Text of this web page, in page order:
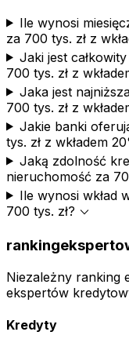
Ile wynosi
za 700 tys. zł z
Jaki jest
700 tys. zł z
Jaka jest
700 tys. zł z
Jakie banki
tys. zł z wkładem
Jaką zdolność
nieruchomość za
Ile wynosi wkład
700 tys. zł? expand_more
Niezależny ranking
ekspertów
Kredyty